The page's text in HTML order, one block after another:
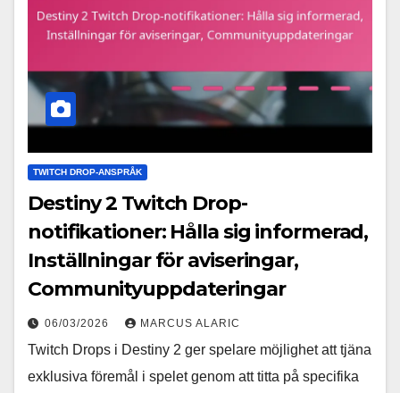
TWITCH DROP-ANSPRÅK
Destiny 2 Twitch Drop-
notifikationer: Hålla sig informerad,
Inställningar för aviseringar,
Communityuppdateringar
06/03/2026 MARCUS ALARIC
Twitch Drops i Destiny 2 ger spelare möjlighet att tjäna
exklusiva föremål i spelet genom att titta på specifika